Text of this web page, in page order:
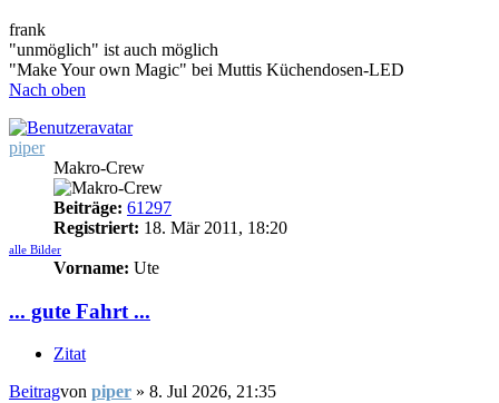
frank
"unmöglich" ist auch möglich
"Make Your own Magic" bei Muttis Küchendosen-LED
Nach oben
piper
Makro-Crew
Beiträge: 61297
Registriert: 18. Mär 2011, 18:20
alle Bilder
Vorname: Ute
... gute Fahrt ...
Zitat
Beitragvon piper » 8. Jul 2026, 21:35